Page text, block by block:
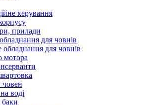
керування
прилади
для човнів
для човнів
мотора
човен
воді